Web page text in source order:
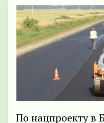
По нацпроекту в